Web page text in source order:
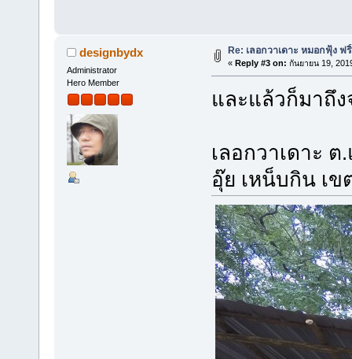
designbydx
Administrator
Hero Member
Re: เลอกวาเดาะ หมอกฟุ้ง
« Reply #3 on: กันยายน 19,
และแล้วก็มาถึ
เลอกวาเดาะ
อุ๊ย เหน็บกิน เ